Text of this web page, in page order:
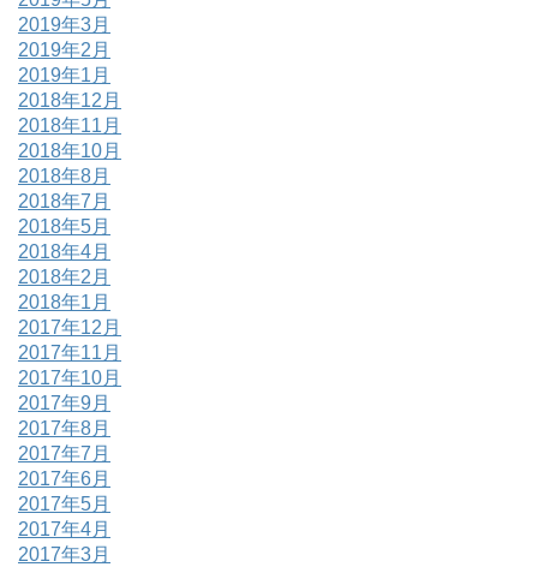
2019年3月
2019年2月
2019年1月
2018年12月
2018年11月
2018年10月
2018年8月
2018年7月
2018年5月
2018年4月
2018年2月
2018年1月
2017年12月
2017年11月
2017年10月
2017年9月
2017年8月
2017年7月
2017年6月
2017年5月
2017年4月
2017年3月